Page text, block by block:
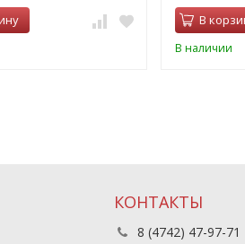
В
В наличии
КОНТАКТЫ
8 (4742) 47-97-71